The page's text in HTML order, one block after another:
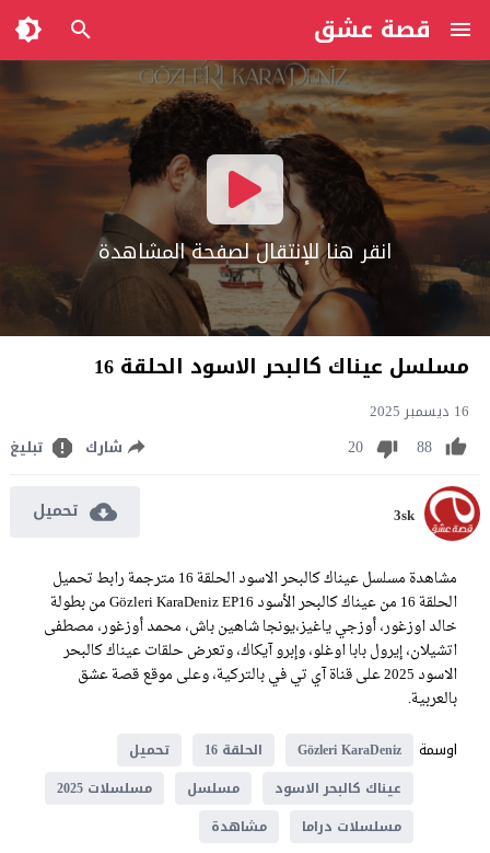
قصة عشق
انقر هنا للإنتقال لصفحة المشاهدة
مسلسل عيناك كالبحر الاسود الحلقة 16
16 ديسمبر 2025
88
20 شارك تبليغ
3sk تحميل
مشاهدة مسلسل عيناك كالبحر الاسود الحلقة 16 مترجمة رابط تحميل
الحلقة 16 من عيناك كالبحر الأسود Gözleri KaraDeniz EP16 من بطولة
خالد اوزغور، أوزجي ياغيز،يونجا شاهين باش، محمد أوزغور، مصطفى
اتشيلان، إيرول بابا اوغلو، وإبرو آيكاك، وتعرض حلقات عيناك كالبحر
الاسود 2025 على قناة آي تي في بالتركية، وعلى موقع قصة عشق
بالعربية.
اوسمة
Gözleri KaraDeniz الحلقة 16
تحميل
عيناك كالبحر الاسود
مسلسل
مسلسلات 2025
مسلسلات دراما
مشاهدة